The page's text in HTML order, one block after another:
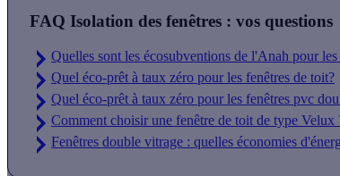
FAQ Isolation des fenêtres : vos questions
Quelles sont les écosubventions de l'Anah pour
Quel éco-prêt à taux zéro pour les fenêtres de toit?
Quel éco-prêt à taux zéro pour les fenêtres pvc
Comment choisir une fenêtre de toit de type Velux
Fenêtres double vitrage : quelles économies